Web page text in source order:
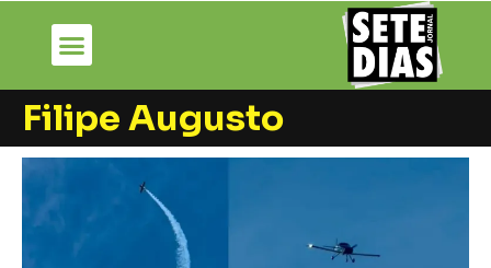
Filipe Augusto